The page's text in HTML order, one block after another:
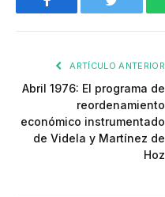
Facebook Twitter
ARTÍCULO ANTERIOR
Abril 1976: El programa de
reordenamiento
económico instrumentado
de Videla y Martínez de
Hoz